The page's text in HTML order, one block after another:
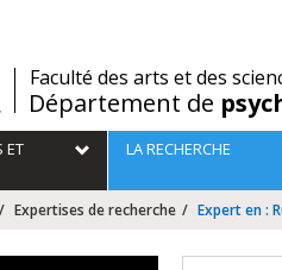
/Faculté des arts et des
Département de
ET LA RECHERCHE
Expertises de recherche Expert en :